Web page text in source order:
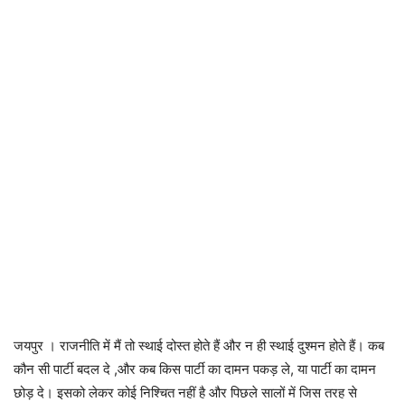
जयपुर । राजनीति में मैं तो स्थाई दोस्त होते हैं और न ही स्थाई दुश्मन होते हैं। कब
कौन सी पार्टी बदल दे ,और कब किस पार्टी का दामन पकड़ ले, या पार्टी का दामन
छोड़ दे। इसको लेकर कोई निश्चित नहीं है और पिछले सालों में जिस तरह से